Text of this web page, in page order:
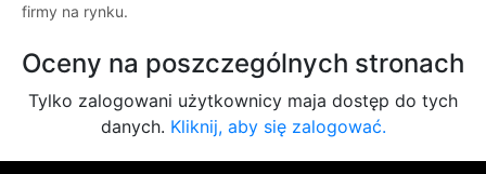
firmy na rynku.
Oceny na poszczególnych stronach
Tylko zalogowani użytkownicy maja dostęp do tych
danych. Kliknij, aby się zalogować.